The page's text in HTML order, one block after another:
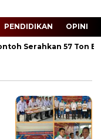
PENDIDIKAN OPINI
Serahkan 57 Ton